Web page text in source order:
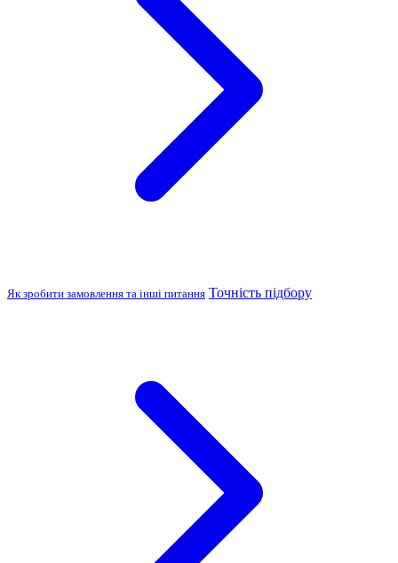
Як зробити замовлення та інші питання Точність підбору